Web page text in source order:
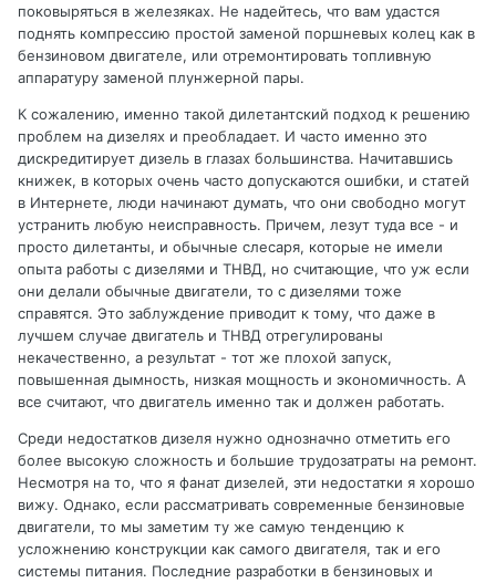
поковыряться в железяках. Не надейтесь, что вам удастся
поднять компрессию простой заменой поршневых колец как в
бензиновом двигателе, или отремонтировать топливную
аппаратуру заменой плунжерной пары.
К сожалению, именно такой дилетантский подход к решению
проблем на дизелях и преобладает. И часто именно это
дискредитирует дизель в глазах большинства. Начитавшись
книжек, в которых очень часто допускаются ошибки, и статей
в Интернете, люди начинают думать, что они свободно могут
устранить любую неисправность. Причем, лезут туда все - и
просто дилетанты, и обычные слесаря, которые не имели
опыта работы с дизелями и ТНВД, но считающие, что уж если
они делали обычные двигатели, то с дизелями тоже
справятся. Это заблуждение приводит к тому, что даже в
лучшем случае двигатель и ТНВД отрегулированы
некачественно, а результат - тот же плохой запуск,
повышенная дымность, низкая мощность и экономичность. А
все считают, что двигатель именно так и должен работать.
Среди недостатков дизеля нужно однозначно отметить его
более высокую сложность и большие трудозатраты на ремонт.
Несмотря на то, что я фанат дизелей, эти недостатки я хорошо
вижу. Однако, если рассматривать современные бензиновые
двигатели, то мы заметим ту же самую тенденцию к
усложнению конструкции как самого двигателя, так и его
системы питания. Последние разработки в бензиновых и